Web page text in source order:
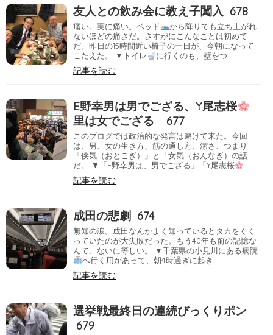
友人との飲み会に教え子闖入 678
痛い。実に痛い。ベッド
から降りても立ち上がれ
ないほどの痛さだ。さすがにこんなことは初めて
だ。昨日の15時間近い椅子の一日が、今朝になって
こたえた。 ▼トイレ
に行くのも、壁をつ……
記事を読む
E野幸男は男でござる、Y尾志桜
里は女でござる 677
このブログでは政治的な発言は避けて来た。今回
は、男、女の生き方、筋の通し方、潔さ、つまり
「侠気（おとこぎ）」と「女気（おんなぎ）の話
だ。 ▼「E野幸男は、男でござる」「Y尾志桜
……
記事を読む
成田の悲劇 674
無知の涙。成田なんかよく知っているとタカをくく
っていたのが大失敗だった。もう40年も前の記憶な
んて、ないに等しい。 ▼千葉県の小見川にある病院
へ行く用があって、朝4時過ぎに起き……
記事を読む
選挙戦最終日の連続びっくりポン
679